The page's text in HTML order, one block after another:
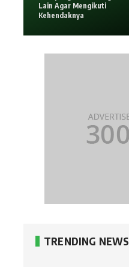
Lain Agar Mengikuti
Kehendaknya
TRENDING NEWS